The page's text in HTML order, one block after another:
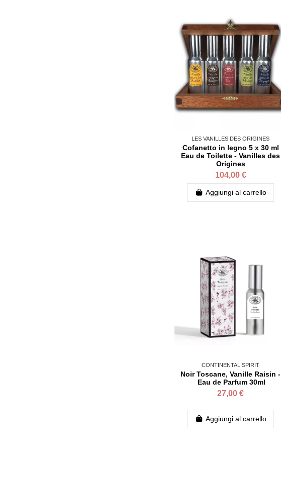
LES VANILLES DES ORIGINES
Cofanetto in legno 5 x 30 ml
Eau de Toilette - Vanilles des
Origines
104,00 €
Aggiungi al carrello
CONTINENTAL SPIRIT
Noir Toscane, Vanille Raisin -
Eau de Parfum 30ml
27,00 €
Aggiungi al carrello